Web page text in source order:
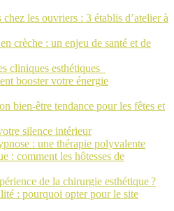
les ouvriers : 3 établis d’atelier à
crèche : un enjeu de santé et de
cliniques esthétiques
booster votre énergie
bien-être tendance pour les fêtes et
silence intérieur
: une thérapie polyvalente
: comment les hôtesses de
de la chirurgie esthétique ?
: pourquoi opter pour le site